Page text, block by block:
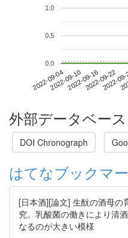
2022-09-042022-09-102022-09-162022-09-22
2022-
0.0
0.5
1.0
外部データベー
DOI Chronograph
はてなブックマ
[日本酒][論文] 生酛の酒母の
究。乳酸菌の働きにより清
なるのが大きい模様